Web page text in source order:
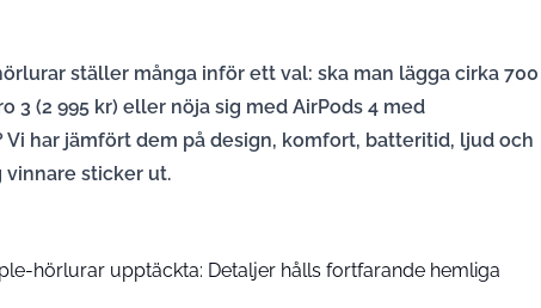
ställer många inför ett val: ska man lägga cirka 700
3 (2 995 kr) eller nöja sig med AirPods 4 med
Vi har jämfört dem på design, komfort, batteritid, ljud och
sticker ut.
hörlurar upptäckta: Detaljer hålls fortfarande hemliga